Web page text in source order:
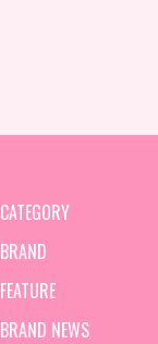
CATEGORY
BRAND
FEATURE
BRAND NEWS